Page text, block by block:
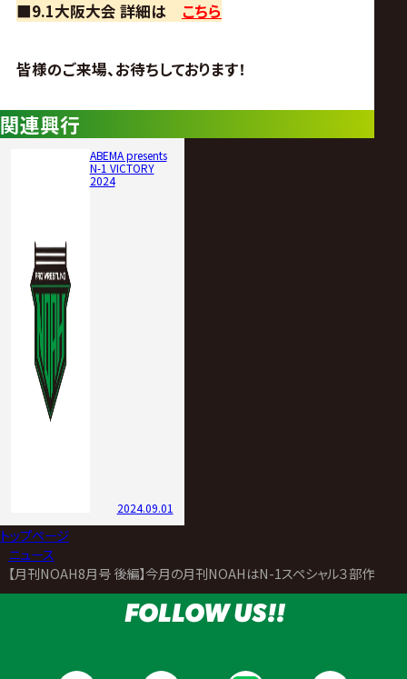
■9.1大阪大会 詳細は こちら
皆様のご来場、お待ちしております！
関連興行
ABEMA presents
N-1 VICTORY
2024
2024.09.01
トップページ
ニュース
【月刊NOAH8月号 後編】今月の月刊NOAHはN-1スペシャル３部作！9.1
FOLLOW US!!